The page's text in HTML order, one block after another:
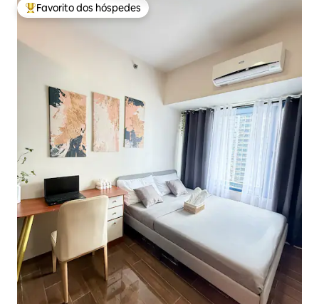
Favoritos dos hóspedes mais apreciados
Favorito dos hóspedes